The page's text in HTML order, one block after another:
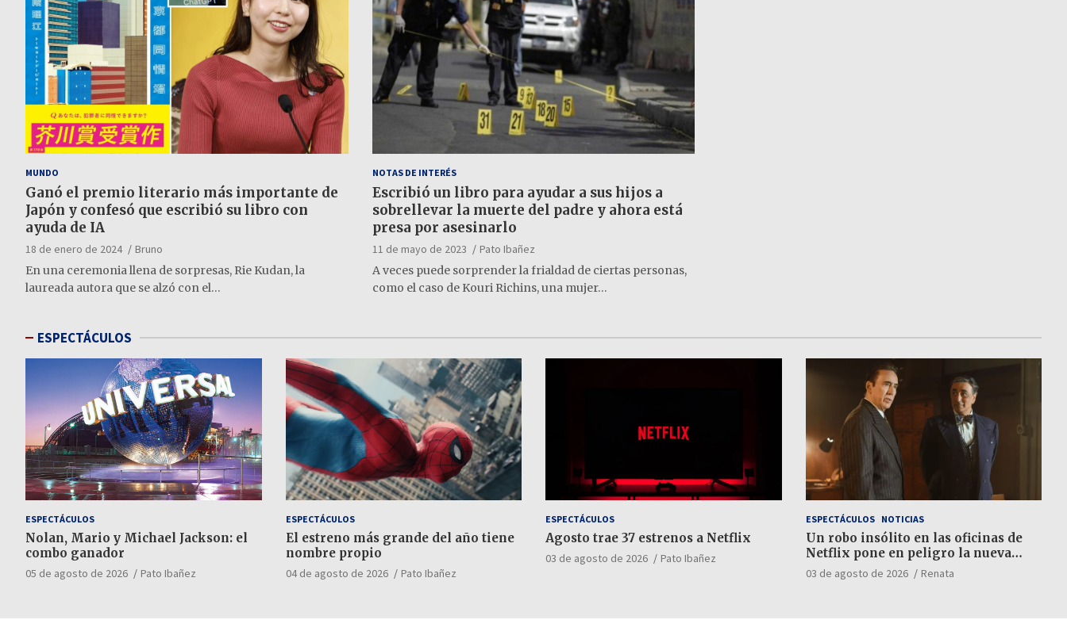
MUNDO
Ganó el premio literario más importante de
Japón y confesó que escribió su libro con
ayuda de IA
18 de enero de 2024
Bruno
En una ceremonia llena de sorpresas, Rie Kudan, la
laureada autora que se alzó con el…
NOTAS DE INTERÉS
Escribió un libro para ayudar a sus hijos a
sobrellevar la muerte del padre y ahora está
presa por asesinarlo
11 de mayo de 2023
Pato Ibañez
A veces puede sorprender la frialdad de ciertas personas,
como el caso de Kouri Richins, una mujer…
ESPECTÁCULOS
ESPECTÁCULOS
Nolan, Mario y Michael Jackson: el
combo ganador
05 de agosto de 2026 Pato Ibañez
ESPECTÁCULOS
El estreno más grande del año tiene
nombre propio
04 de agosto de 2026 Pato Ibañez
ESPECTÁCULOS
Agosto trae 37 estrenos a Netflix
03 de agosto de 2026 Pato Ibañez
ESPECTÁCULOS NOTICIAS
Un robo insólito en las oficinas de
Netflix pone en peligro la nueva
película de Nicolas Cage
03 de agosto de 2026 Renata